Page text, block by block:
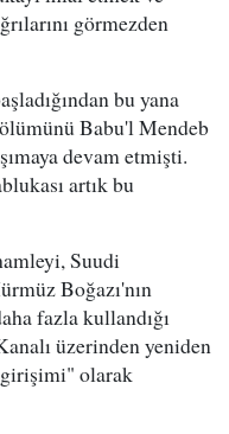
görmezden
bu yana
Babu'l Mendeb
devam etmişti.
artık bu
Suudi
Boğazı'nın
fazla kullandığı
üzerinden yeniden
girişimi" olarak